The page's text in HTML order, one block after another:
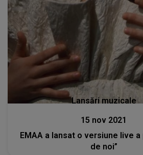
Lansări muzicale
15 nov 2021
EMAA a lansat o versiune live
de noi”